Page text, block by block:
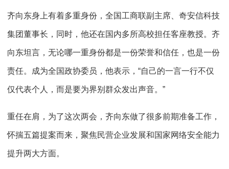
齐向东身上有着多重身份，全国工商联副主席、奇安信科技
集团董事长，同时，他还在国内多所高校担任客座教授。齐
向东坦言，无论哪一重身份都是一份荣誉和信任，也是一份
责任。成为全国政协委员，他表示，“自己的一言一行不仅
仅代表个人，而是要为界别群众发出声音。”
重任在肩，为了这次两会，齐向东做了很多前期准备工作，
怀揣五篇提案而来，聚焦民营企业发展和国家网络安全能力
提升两大方面。